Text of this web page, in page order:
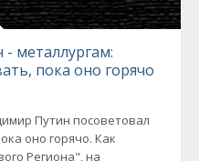
металлургам:
пока оно горячо
Путин посоветовал
оно горячо. Как
Региона", на